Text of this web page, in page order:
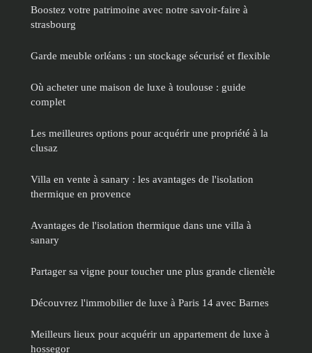
Boostez votre patrimoine avec notre savoir-faire à
strasbourg
Garde meuble orléans : un stockage sécurisé et flexible
Où acheter une maison de luxe à toulouse : guide
complet
Les meilleures options pour acquérir une propriété à la
clusaz
Villa en vente à sanary : les avantages de l'isolation
thermique en provence
Avantages de l'isolation thermique dans une villa à
sanary
Partager sa vigne pour toucher une plus grande clientèle
Découvrez l'immobilier de luxe à Paris 14 avec Barnes
Meilleurs lieux pour acquérir un appartement de luxe à
hossegor